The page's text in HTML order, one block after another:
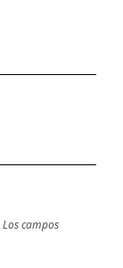
Los campos